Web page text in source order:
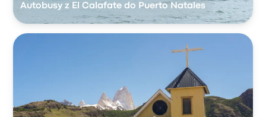
Autobusy z El Calafate do Puerto Natales